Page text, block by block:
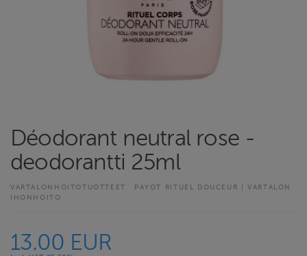
Déodorant neutral rose -
deodorantti 25ml
VARTALONHOITOTUOTTEET
PAYOT RITUEL DOUCEUR | VARTALON
IHONHOITO
13.00 EUR